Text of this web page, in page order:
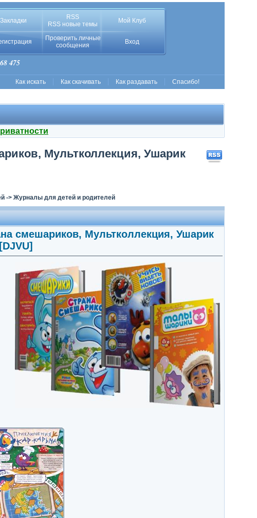
Закладки
RSS
RSS новые темы
Мой Клуб
Проверить личные
сообщения
Вход
475
Как искать Как скачивать Как раздавать Спасибо!
Мультколлекция, Ушарик
-> Журналы для детей и родителей
смешариков, Мультколлекция, Ушарик